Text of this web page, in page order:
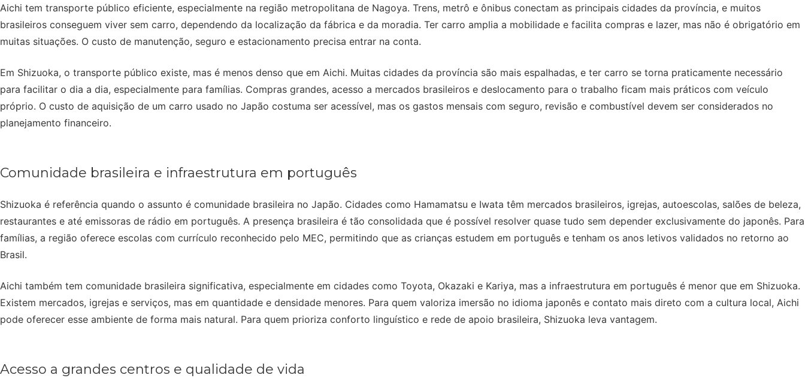
Aichi tem transporte público eficiente, especialmente na região metropolitana de Nagoya. Trens, metrô e ônibus conectam as principais cidades da província, e muitos
brasileiros conseguem viver sem carro, dependendo da localização da fábrica e da moradia. Ter carro amplia a mobilidade e facilita compras e lazer, mas não é obrigatório em
muitas situações. O custo de manutenção, seguro e estacionamento precisa entrar na conta.
Em Shizuoka, o transporte público existe, mas é menos denso que em Aichi. Muitas cidades da província são mais espalhadas, e ter carro se torna praticamente necessário
para facilitar o dia a dia, especialmente para famílias. Compras grandes, acesso a mercados brasileiros e deslocamento para o trabalho ficam mais práticos com veículo
próprio. O custo de aquisição de um carro usado no Japão costuma ser acessível, mas os gastos mensais com seguro, revisão e combustível devem ser considerados no
planejamento financeiro.
Comunidade brasileira e infraestrutura em português
Shizuoka é referência quando o assunto é comunidade brasileira no Japão. Cidades como Hamamatsu e Iwata têm mercados brasileiros, igrejas, autoescolas, salões de beleza,
restaurantes e até emissoras de rádio em português. A presença brasileira é tão consolidada que é possível resolver quase tudo sem depender exclusivamente do japonês. Para
famílias, a região oferece escolas com currículo reconhecido pelo MEC, permitindo que as crianças estudem em português e tenham os anos letivos validados no retorno ao
Brasil.
Aichi também tem comunidade brasileira significativa, especialmente em cidades como Toyota, Okazaki e Kariya, mas a infraestrutura em português é menor que em Shizuoka.
Existem mercados, igrejas e serviços, mas em quantidade e densidade menores. Para quem valoriza imersão no idioma japonês e contato mais direto com a cultura local, Aichi
pode oferecer esse ambiente de forma mais natural. Para quem prioriza conforto linguístico e rede de apoio brasileira, Shizuoka leva vantagem.
Acesso a grandes centros e qualidade de vida